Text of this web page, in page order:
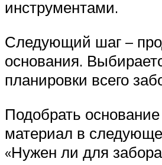
инструментами.
Следующий шаг –
основания.
планировки всего
Подобрать
материал в
«Нужен ли для